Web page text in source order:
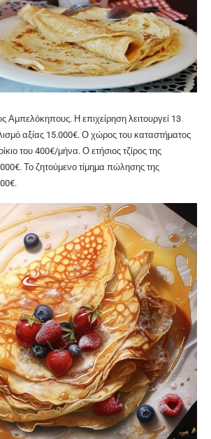
Αμπελόκηπους. Η επιχείρηση λειτουργεί 13
αξίας 15.000€. Ο χώρος του καταστήματος
του 400€/μήνα. Ο ετήσιος τζίρος της
Το ζητούμενο τίμημα πώλησης της